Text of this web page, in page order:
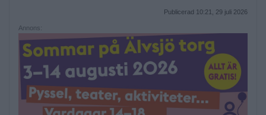
Publicerad 10:21, 29 juli 2026
Annons: